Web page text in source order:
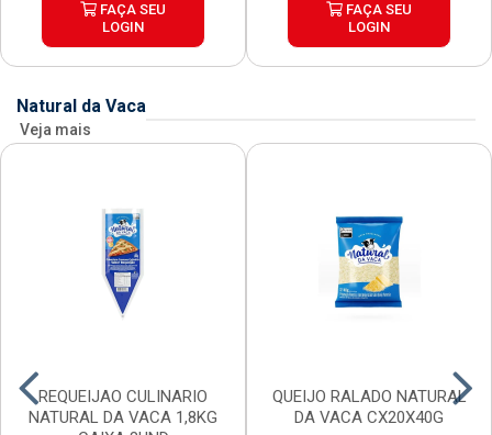
FAÇA SEU
LOGIN
FAÇA SEU
LOGIN
Natural da Vaca
Veja mais
REQUEIJAO CULINARIO
NATURAL DA VACA 1,8KG
QUEIJO RALADO NATURAL
DA VACA CX20X40G